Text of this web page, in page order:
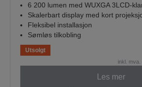
6 200 lumen med WUXGA 3LCD-
Skalerbart display med kort
Fleksibel installasjon
Sømløs tilkobling
Utsolgt
inkl.
Les mer